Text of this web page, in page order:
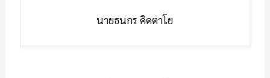
นายธนกร คิดตาโย